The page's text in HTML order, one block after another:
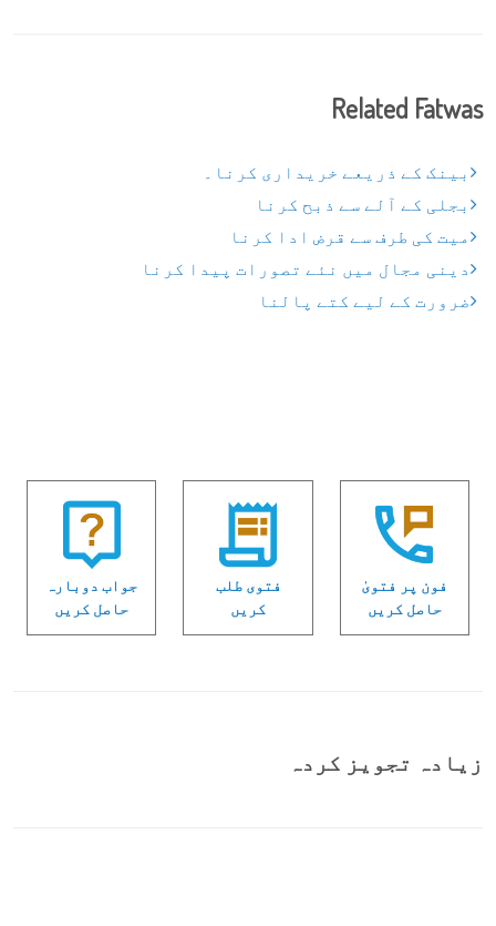
Related Fatwas
بینک کے ذریعے خریداری کرنا۔
بجلی کے آلے سے ذبح کرنا
میت کی طرف سے قرض ادا کرنا
دینی مجال میں نئے تصورات پیدا کرنا
ضرورت کے لیے کتے پالنا
فون پر فتویٰ
حاصل کریں
فتوی طلب
کریں
جواب دوبارہ
حاصل کریں
زیادہ تجویز کردہ